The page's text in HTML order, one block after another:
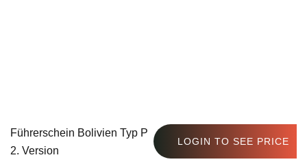
Führerschein Bolivien Typ P
2. Version
LOGIN TO SEE PRICE